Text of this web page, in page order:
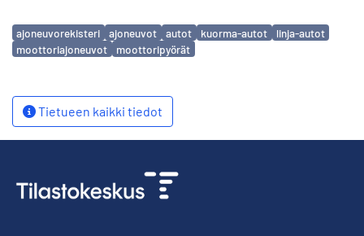
Avainsanat
ajoneuvorekisteri ajoneuvot autot kuorma-autot
linja-autot
moottoriajoneuvot
moottoripyörät
Tietueen kaikki tiedot